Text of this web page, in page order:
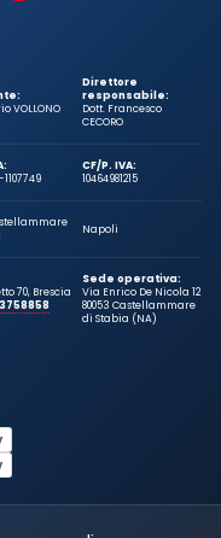
VOLLONO
Direttore
responsabile:
Dott. Francesco
CECORO
CF/P. IVA:
10464981215
Napoli
70, Brescia
Sede operativa:
Via Enrico De Nicola 12
80053 Castellammare
di Stabia (NA)